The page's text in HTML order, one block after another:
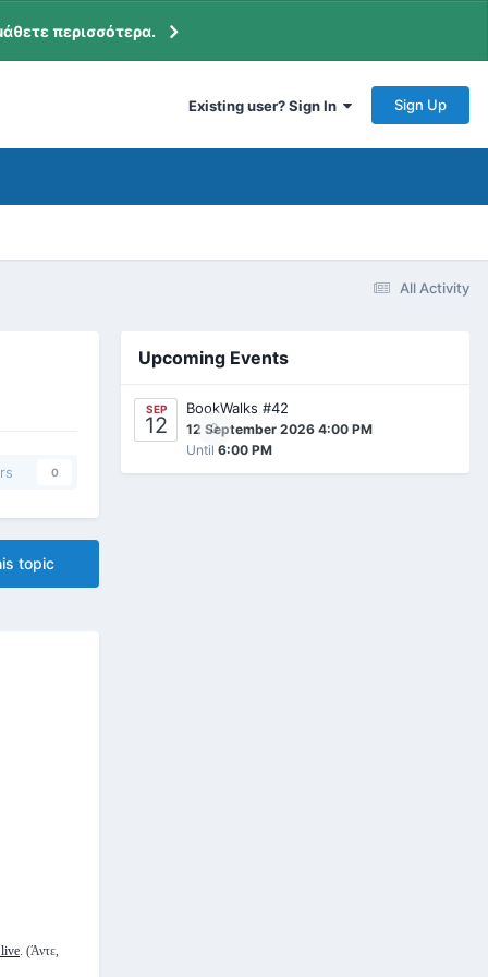
περισσότερα.
Existing user? Sign In Sign Up
All Activity
0
topic
. (Άντε,
Upcoming Events
SEP
12 0
BookWalks #42
12 September 2026 4:00 PM
Until 6:00 PM